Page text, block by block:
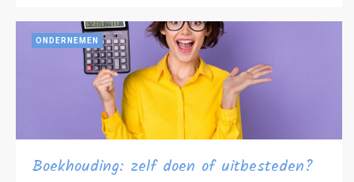
ONDERNEMEN
Boekhouding: zelf doen of uitbesteden?